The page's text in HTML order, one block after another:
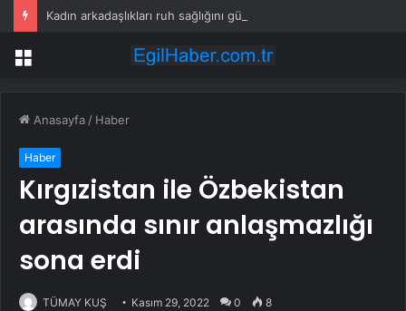
Kadın arkadaşlıkları ruh sağlığını güçlendiriyor
Menü
Anasayfa / Haber
Haber
Kırgızistan ile Özbekistan
arasında sınır anlaşmazlığı
sona erdi
TÜMAY KUŞ Kasım 29, 2022 0 8